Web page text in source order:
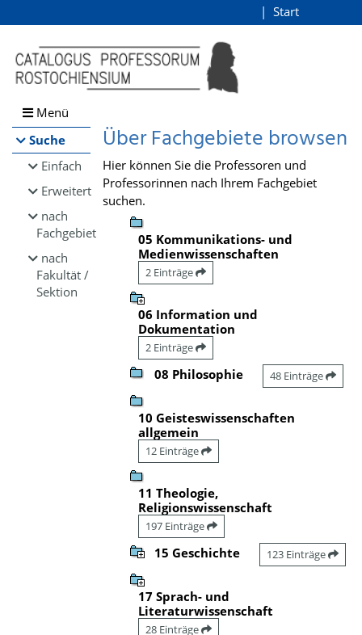
Browsen
direkt zum Inhalt
Start
Menü
Suche
Einfach
Erweitert
nach
Fachgebiet
nach
Fakultät /
Sektion
Über Fachgebiete browsen
Hier können Sie die Professoren und
Professorinnen nach Ihrem Fachgebiet
suchen.
05 Kommunikations- und
Medienwissenschaften
2 Einträge
06 Information und
Dokumentation
2 Einträge
08 Philosophie 48 Einträge
10 Geisteswissenschaften
allgemein
12 Einträge
11 Theologie,
Religionswissenschaft
197 Einträge
15 Geschichte 123 Einträge
17 Sprach- und
Literaturwissenschaft
28 Einträge